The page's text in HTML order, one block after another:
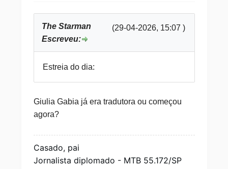
(29-04-2026, 15:07 )
The Starman
Escreveu:
Estreia do dia:
Giulia Gabia já era tradutora ou começou
agora?
Casado, pai
Jornalista diplomado - MTB 55.172/SP